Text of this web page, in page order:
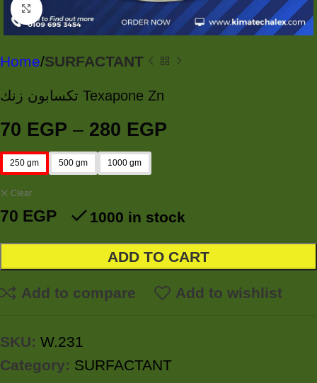
Click to enlarge
Home SURFACTANT
تكسابون زنك Texapone Zn
70 EGP – 280 EGP
250 gm 500 gm 1000 gm
Clear
70 EGP 1000 in stock
ADD TO CART
Add to compare Add to wishlist
SKU: W.231
Category: SURFACTANT